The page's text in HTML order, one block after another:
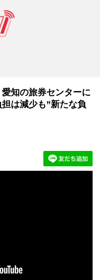
愛知の旅券センターに
は減少も”新たな負